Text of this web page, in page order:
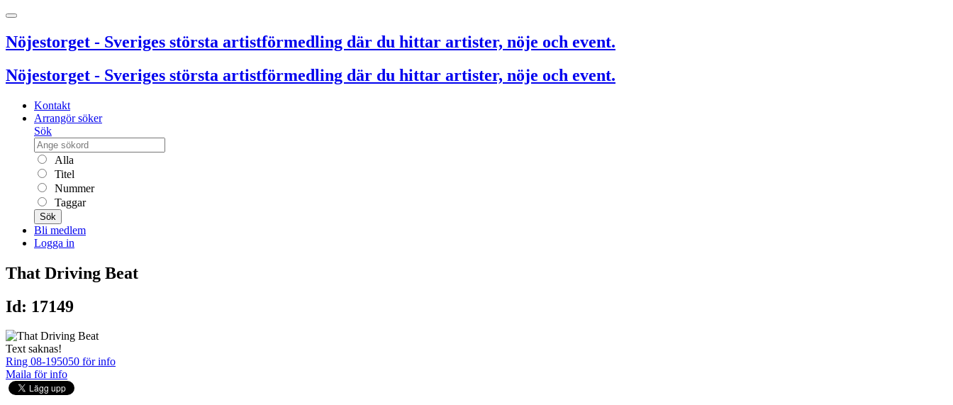
Nöjestorget - Sveriges största artistförmedling där du hittar artister, nöje och event.
Nöjestorget - Sveriges största artistförmedling där du hittar artister, nöje och event.
Kontakt
Arrangör söker
Sök
Alla
Titel
Nummer
Taggar
Sök
Bli medlem
Logga in
That Driving Beat
Id: 17149
Text saknas!
Ring 08-195050 för info
Maila för info